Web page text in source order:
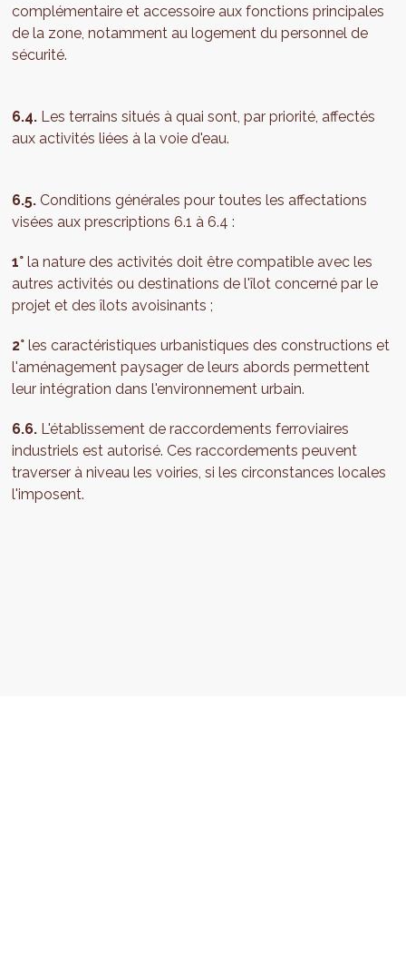
complémentaire et accessoire aux fonctions principales
de la zone, notamment au logement du personnel de
sécurité.
6.4. Les terrains situés à quai sont, par priorité, affectés
aux activités liées à la voie d'eau.
6.5.Conditions générales pour toutes les affectations
visées aux prescriptions 6.1 à 6.4 :
1° la nature des activités doit être compatible avec les
autres activités ou destinations de l'îlot concerné par le
projet et des îlots avoisinants ;
2° les caractéristiques urbanistiques des constructions et
l'aménagement paysager de leurs abords permettent
leur intégration dans l'environnement urbain.
6.6. L'établissement de raccordements ferroviaires
industriels est autorisé. Ces raccordements peuvent
traverser à niveau les voiries, si les circonstances locales
l'imposent.